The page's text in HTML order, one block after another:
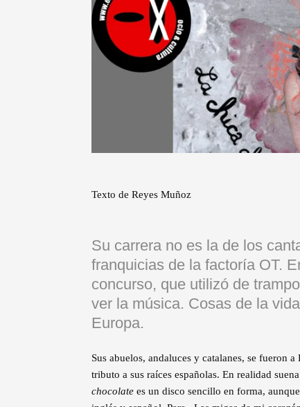
Texto de Reyes Muñoz
Su carrera no es la de los
franquicias de la factoría OT.
concurso, que utilizó de
ver la música. Cosas de la
Europa.
Sus abuelos, andaluces y catalanes, se fueron
tributo a sus raíces españolas. En realidad
chocolate es un disco sencillo en forma,